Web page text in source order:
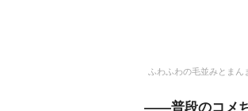
ふわふわの毛並みとま
――普段のコメち